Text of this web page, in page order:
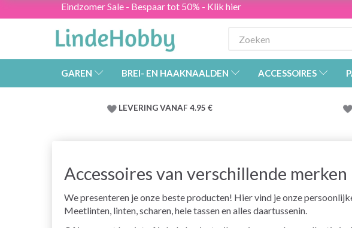
Eindzomer Sale - Bespaar tot 50% - Klik hier
GAREN BREI- EN HAAKNAALDEN ACCESSOIRES
LEVERING VANAF 4.95 €
Accessoires van verschillende merken
We presenteren je onze beste producten! Hier vind je onze
Meetlinten, linten, scharen, hele tassen en alles daartussenin.